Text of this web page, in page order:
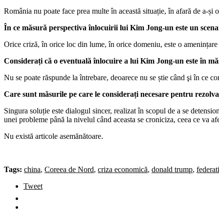
România nu poate face prea multe în această situație, în afară de a-
În ce măsură perspectiva înlocuirii lui Kim Jong-un este un
Orice criză, în orice loc din lume, în orice domeniu, este o
Considerați că o eventuală înlocuire a lui Kim Jong-un este în
Nu se poate răspunde la întrebare, deoarece nu se știe când şi în ce
Care sunt măsurile pe care le considerați necesare pentru
Singura soluție este dialogul sincer, realizat în scopul de a se
unei probleme până la nivelul când aceasta se croniciza, ceea ce va
Nu există articole asemănătoare.
Tags: china, Coreea de Nord, criza economică, donald trump,
Tweet